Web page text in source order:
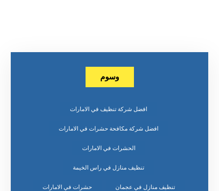
وسوم
افضل شركة تنظيف في الامارات
افضل شركة مكافحة حشرات في الامارات
الحشرات في الامارات
تنظيف منازل في راس الخيمة
تنظيف منازل في عجمان حشرات في الامارات